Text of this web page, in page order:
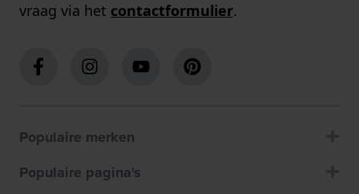
vraag via het contactformulier.
Populaire merken
Populaire pagina's